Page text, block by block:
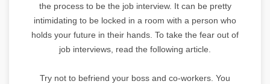
the process to be the job interview. It can be pretty
intimidating to be locked in a room with a person who
holds your future in their hands. To take the fear out of
job interviews, read the following article.
Try not to befriend your boss and co-workers. You